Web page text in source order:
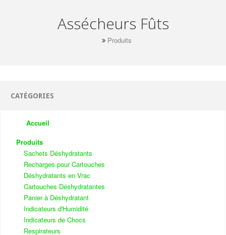
Assécheurs Fûts
Produits
CATÉGORIES
Accueil
Produits
Sachets Déshydratants
Recharges pour Cartouches
Déshydratants en Vrac
Cartouches Déshydratantes
Panier à Déshydratant
Indicateurs d'Humidité
Indicateurs de Chocs
Respirateurs